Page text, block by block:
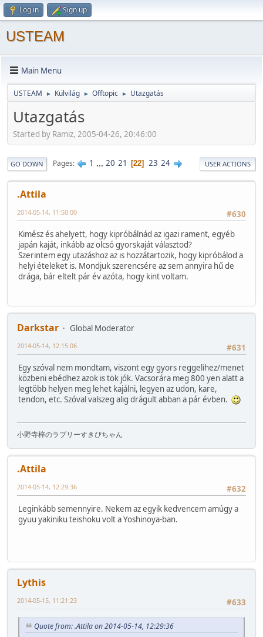
Log in Sign up
USTEAM
Main Menu
USTEAM ► Külvilág ► Offtopic ► Utazgatás
Utazgatás
Started by Ramiz, 2005-04-26, 20:46:00
GO DOWN Pages 1 ... 20 21 22 23 24 USER ACTIONS
.Attila
#630
2014-05-14, 11:50:00
Kimész és ahelyett, hogy kipróbálnád az igazi rament, egyéb
japán kaját, inkább az olcsó gyorskaját választod?
Szerintem egy utazáshoz az is hozzátartozik, hogy kipróbálod a
helyi ételeket is. Mondjuk szerencsére az sem annyira hű de
drága, bár eltelt pár év azóta, hogy kint voltam.
Darkstar
Global Moderator
#631
2014-05-14, 12:15:06
Egy szóval nem mondtam, viszont egy gyors reggelihez/menet
közbeni ebédhez azok is tök jók. Vacsorára meg 800 yen alatt a
legtöbb helyen meg lehet kajálni, legyen az udon, kare,
tendon, etc. Szóval valszeg alig drágult abban a pár évben.
小野寺梓のラブリーすきぴちゃん
.Attila
#632
2014-05-14, 12:29:36
Leginkább semennyire. Nekem az egyik kedvencem amúgy a
gyuu yakiniku teishoku volt a Yoshinoya-ban.
Lythis
#633
2014-05-15, 11:21:23
Quote from: .Attila on 2014-05-14, 12:29:36